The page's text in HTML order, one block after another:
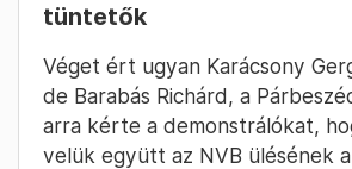
tüntetők
Véget ért ugyan Karácsony
de Barabás Richárd, a
arra kérte a demonstrálókat,
velük együtt az NVB ülésének